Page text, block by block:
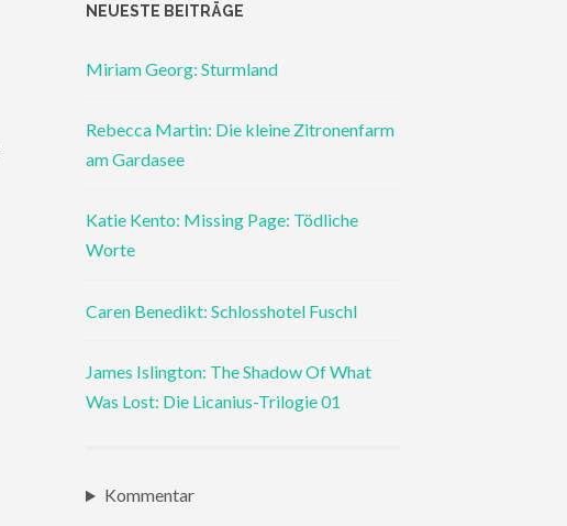
NEUESTE BEITRÄGE
Miriam Georg: Sturmland
Rebecca Martin: Die kleine Zitronenfarm
am Gardasee
Katie Kento: Missing Page: Tödliche
Worte
Caren Benedikt: Schlosshotel Fuschl
James Islington: The Shadow Of What
Was Lost: Die Licanius-Trilogie 01
Kommentar